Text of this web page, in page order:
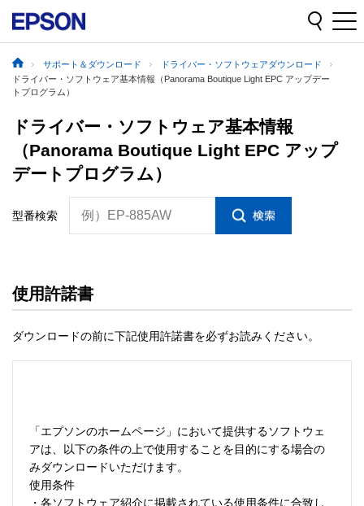
サポート＆ダウンロード
ドライバー・ソフトウェアダウンロード
ドライバー・ソフトウェア基本情報（Panorama Boutique Light EPC アップデー
トプログラム）
ドライバー・ソフトウェア基本情報
（Panorama Boutique Light EPC アップ
デートプログラム）
型番検索 例）EP-885AW
使用許諾書
ダウンロードの前に下記使用許諾書を必ずお読みください。
「エプソンのホームページ」において提供するソフトウェ
アは、以下の条件の上で使用することを目的にする場合の
みダウンロードいただけます。
使用条件
・各ソフトウェア紹介に掲載されている使用条件に合致し